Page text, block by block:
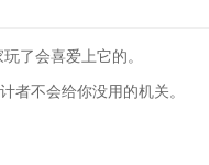
了会喜爱上它的。
者不会给你没用的机关。